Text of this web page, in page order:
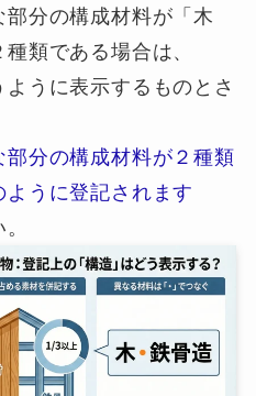
分の構成材料が「木
類である場合は、
ように表示するものとさ
部分の構成材料が２種類
うに登記されます